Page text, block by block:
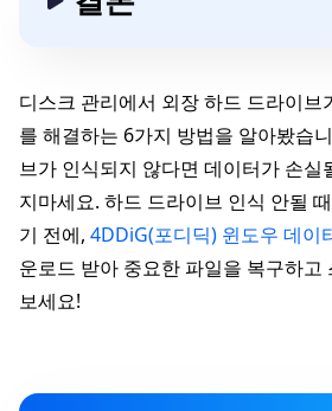
디스크 관리에서 외장 하드 드라이브
를 해결하는 6가지 방법을 알아봤습
브가 인식되지 않다면 데이터가 손실
지마세요. 하드 드라이브 인식 안될
기 전에, 4DDiG(포디딕) 윈도우 데이
운로드 받아 중요한 파일을 복구하고
보세요!